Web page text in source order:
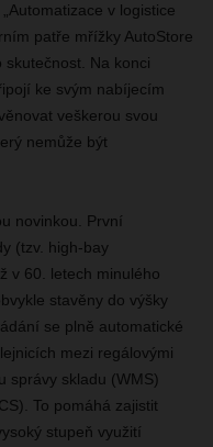
v logistice
patře mřížky AutoStore
Na konci
ke svým nabíjecím
veškerou svou
nemůže být
novinkou. První
(tzv. high-bay
v 60. letech minulého
stavěny do výšky
se plně automatické
mezi regálovými
správy skladu (WMS)
To pomáhá zajistit
stupeň využití